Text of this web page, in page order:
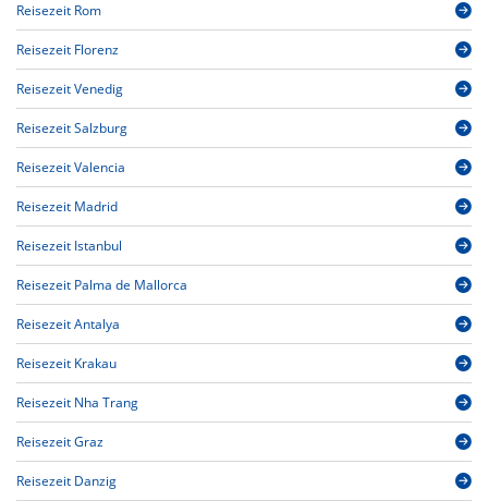
Reisezeit Rom
Reisezeit Florenz
Reisezeit Venedig
Reisezeit Salzburg
Reisezeit Valencia
Reisezeit Madrid
Reisezeit Istanbul
Reisezeit Palma de Mallorca
Reisezeit Antalya
Reisezeit Krakau
Reisezeit Nha Trang
Reisezeit Graz
Reisezeit Danzig